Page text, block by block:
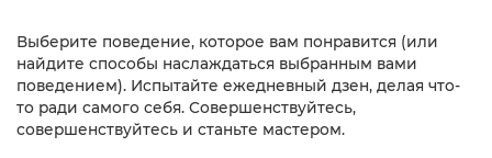
Выберите поведение, которое вам понравится (или
найдите способы наслаждаться выбранным вами
поведением). Испытайте ежедневный дзен, делая что-
то ради самого себя. Совершенствуйтесь,
совершенствуйтесь и станьте мастером.